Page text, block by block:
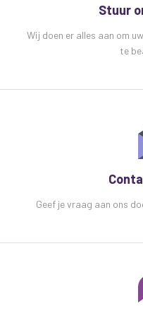
Nieuwe
beter
M1 Active MK3
http://
Stuur
Wij doen er alles aan om
te
Geef je vraag aan ons